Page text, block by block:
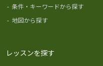
- 条件・キーワードから探す
- 地図から探す
レッスンを探す